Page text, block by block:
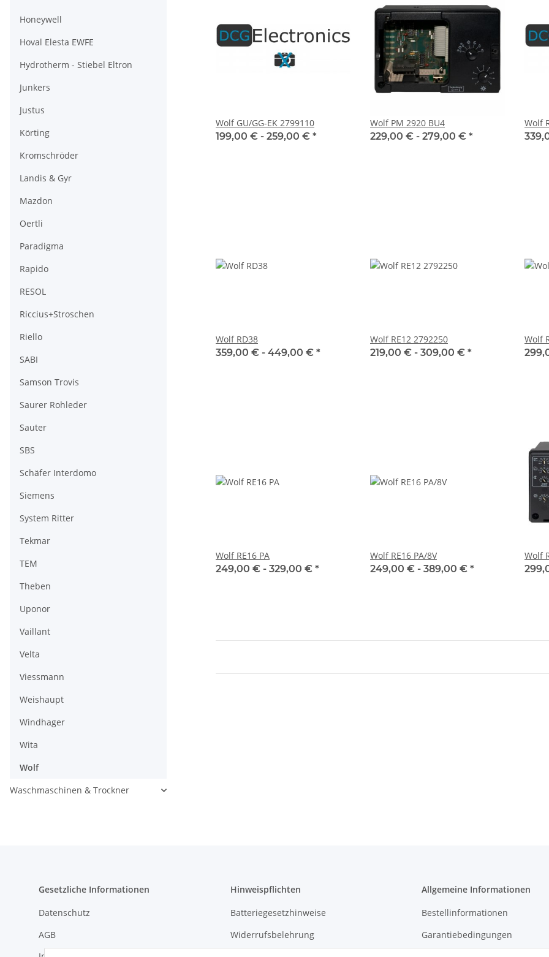
Wolf GU/GG-EK 2799110
199,00 € - 259,00 € *
Wolf PM 2920 BU4
229,00 € - 279,00 € *
Wolf
Wolf RD38
359,00 € - 449,00 € *
Wolf RE12 2792250
219,00 € - 309,00 € *
Wolf
Wolf RE16 PA
249,00 € - 329,00 € *
Wolf RE16 PA/8V
249,00 € - 389,00 € *
Wolf
Honeywell
Hoval Elesta EWFE
Hydrotherm - Stiebel Eltron
Junkers
Justus
Körting
Kromschröder
Landis & Gyr
Mazdon
Oertli
Paradigma
Rapido
RESOL
Riccius+Stroschen
Riello
SABI
Samson Trovis
Saurer Rohleder
Sauter
SBS
Schäfer Interdomo
Siemens
System Ritter
Tekmar
TEM
Theben
Uponor
Vaillant
Velta
Viessmann
Weishaupt
Windhager
Wita
Wolf
Waschmaschinen & Trockner
Gesetzliche Informationen
Datenschutz
AGB
Hinweispflichten
Batteriegesetzhinweise
Widerrufsbelehrung
Allgemeine Informationen
Bestellinformationen
Garantiebedingungen